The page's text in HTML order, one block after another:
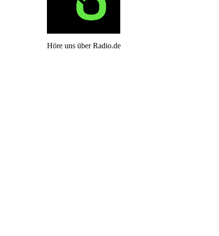
Höre uns über Radio.de